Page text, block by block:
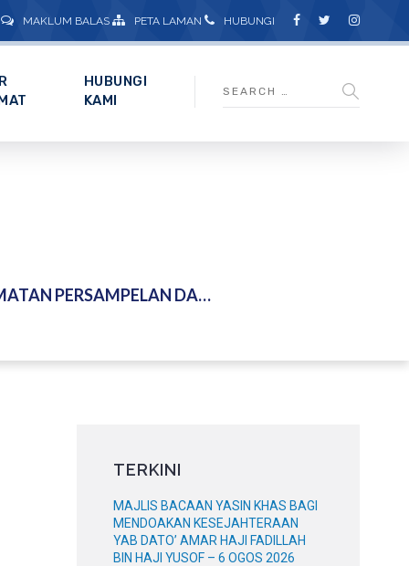
MAKLUM BALAS PETA LAMAN HUBUNGI
HUBUNGI
KAMI
MAKROPLASTIK DALAM AIR DI LEMBANGAN SUNGAI SARAWAK DI SARAWAK UNTUK INSTITUT PENYELIDIKAN AIR KEBANGSAAN MALAYSIA (NAHRIM)
TERKINI
MAJLIS BACAAN YASIN KHAS BAGI
MENDOAKAN KESEJAHTERAAN
YAB DATO’ AMAR HAJI FADILLAH
BIN HAJI YUSOF – 6 OGOS 2026